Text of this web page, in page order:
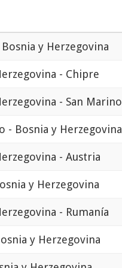
y Herzegovina
- Chipre
- San Marino
- Bosnia y Herzegovina
- Austria
y Herzegovina
- Rumanía
y Herzegovina